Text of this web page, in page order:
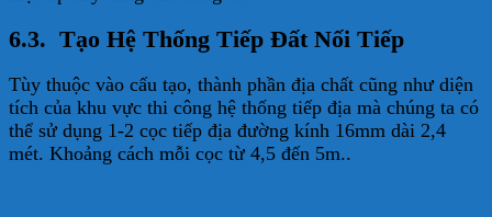
6.3. Tạo Hệ Thống Tiếp Đất Nối Tiếp
Tùy thuộc vào cấu tạo, thành phần địa chất cũng như diện
tích của khu vực thi công hệ thống tiếp địa mà chúng ta có
thể sử dụng 1-2 cọc tiếp địa đường kính 16mm dài 2,4
mét. Khoảng cách mỗi cọc từ 4,5 đến 5m..